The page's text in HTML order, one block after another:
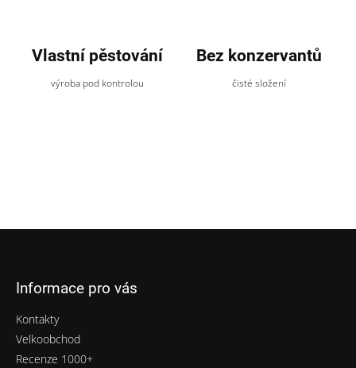
Vlastní pěstování
výroba pod kontrolou
Bez konzervantů
čisté složení
Informace pro vás
Kontakty
Velkoobchod
Recenze 1000+